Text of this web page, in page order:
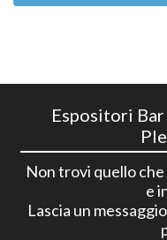
Espositori
Non trovi quello
e
Lascia un